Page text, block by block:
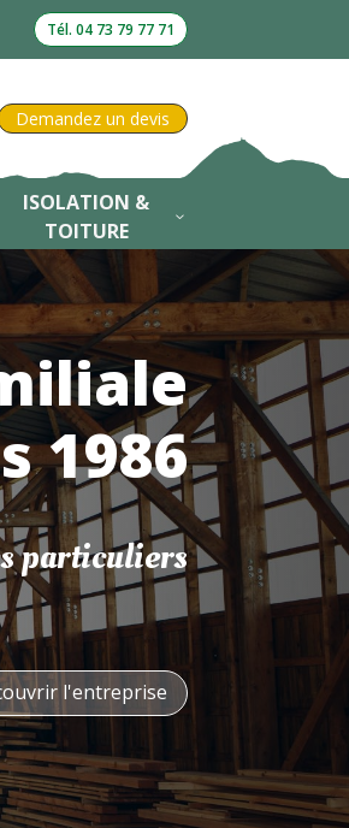
Tél. 04 73 79 77 71
Demandez un devis
3
ISOLATION &
TOITURE
1986
particuliers
l'entreprise